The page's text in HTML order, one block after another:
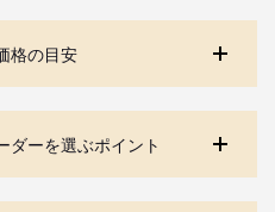
格の目安
ダーを選ぶポイント